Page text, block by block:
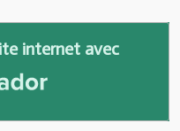
internet avec